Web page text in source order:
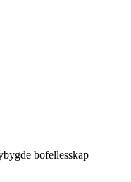
bofellesskap